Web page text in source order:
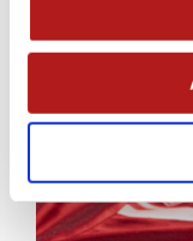
AS